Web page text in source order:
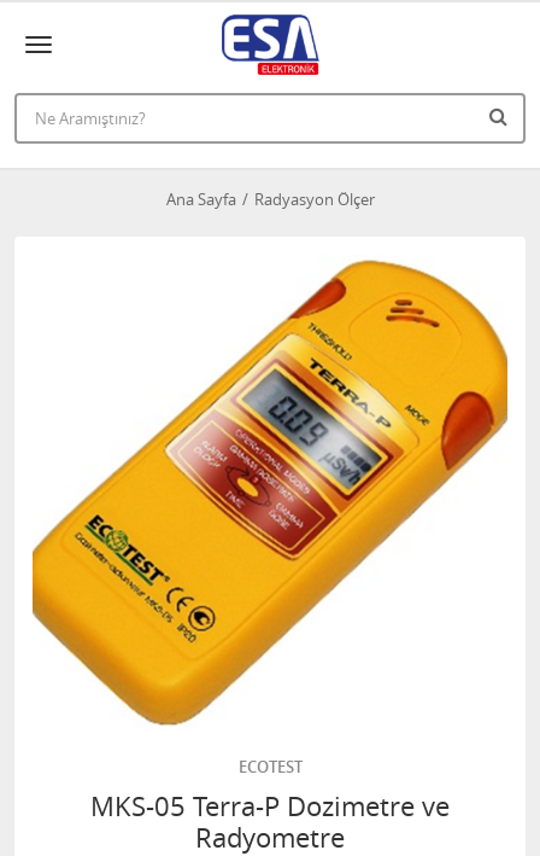
Ana Sayfa Radyasyon Ölçer
ECOTEST
MKS-05 Terra-P Dozimetre ve
Radyometre